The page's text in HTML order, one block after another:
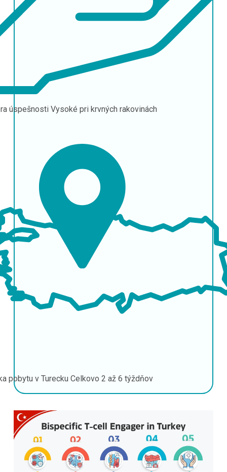
úspešnosti Vysoké pri krvných rakovinách
pobytu v Turecku Celkovo 2 až 6 týždňov